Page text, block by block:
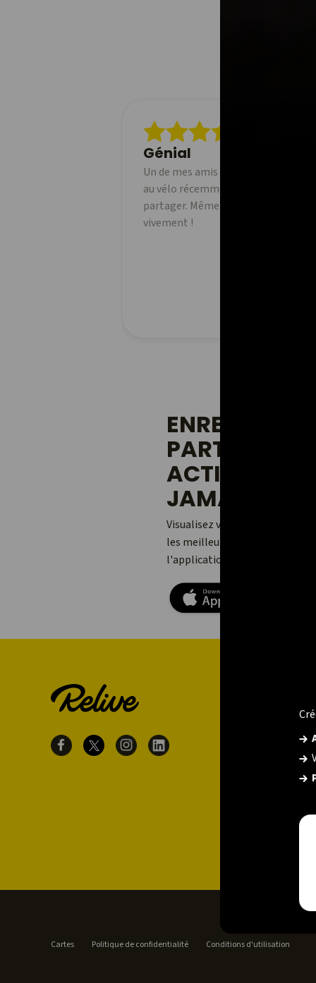
Génial
Un de mes amis a commencé à
au vélo récemment et j'adore
partager. Même la version gratuite
vivement !
PARTAGEZ
ACTIVITÉS
JAMAIS.
Visualisez vos aventures,
les meilleures avec vos amis
l'application Relive pour
Cartes Politique de confidentialité Conditions d'utilisation